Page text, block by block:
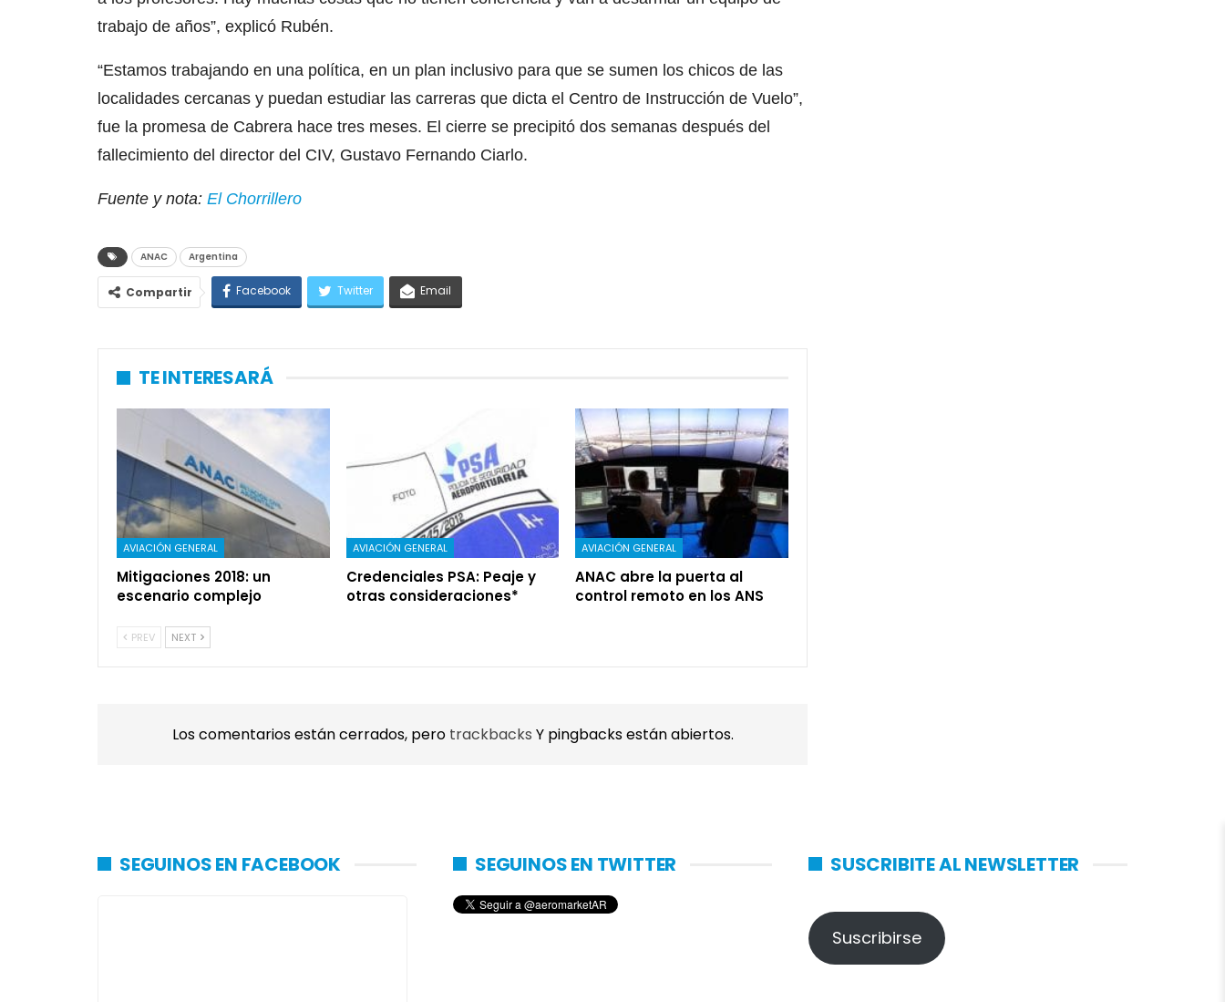
trabajo de años”, explicó Rubén.
“Estamos trabajando en una política, en un plan inclusivo para que se sumen los chicos de las
localidades cercanas y puedan estudiar las carreras que dicta el Centro de Instrucción de Vuelo”,
fue la promesa de Cabrera hace tres meses. El cierre se precipitó dos semanas después del
fallecimiento del director del CIV, Gustavo Fernando Ciarlo.
Fuente y nota: El Chorrillero
ANAC Argentina
Compartir Facebook Twitter Email
TE INTERESARÁ
AVIACIÓN GENERAL
Mitigaciones 2018: un
escenario complejo
AVIACIÓN GENERAL
Credenciales PSA: Peaje y
otras consideraciones*
AVIACIÓN GENERAL
ANAC abre la puerta al
control remoto en los ANS
PREV NEXT
Los comentarios están cerrados, pero trackbacks Y pingbacks están abiertos.
SEGUINOS EN FACEBOOK SEGUINOS EN TWITTER SUSCRIBITE AL NEWSLETTER
Suscribirse